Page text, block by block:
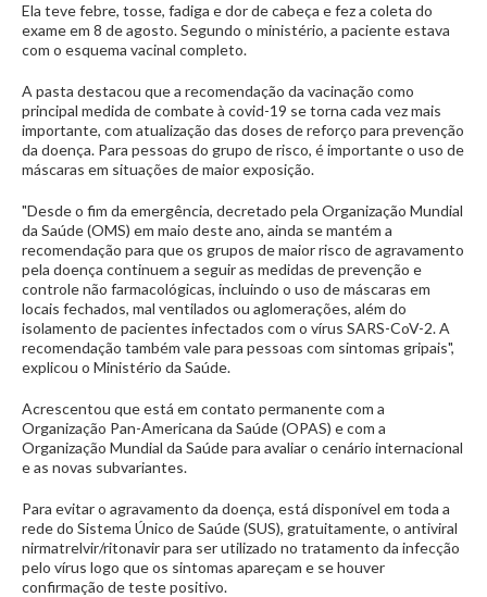
Ela teve febre, tosse, fadiga e dor de cabeça e fez a coleta do
exame em 8 de agosto. Segundo o ministério, a paciente estava
com o esquema vacinal completo.
A pasta destacou que a recomendação da vacinação como
principal medida de combate à covid-19 se torna cada vez mais
importante, com atualização das doses de reforço para prevenção
da doença. Para pessoas do grupo de risco, é importante o uso de
máscaras em situações de maior exposição.
"Desde o fim da emergência, decretado pela Organização Mundial
da Saúde (OMS) em maio deste ano, ainda se mantém a
recomendação para que os grupos de maior risco de agravamento
pela doença continuem a seguir as medidas de prevenção e
controle não farmacológicas, incluindo o uso de máscaras em
locais fechados, mal ventilados ou aglomerações, além do
isolamento de pacientes infectados com o vírus SARS-CoV-2. A
recomendação também vale para pessoas com sintomas gripais",
explicou o Ministério da Saúde.
Acrescentou que está em contato permanente com a
Organização Pan-Americana da Saúde (OPAS) e com a
Organização Mundial da Saúde para avaliar o cenário internacional
e as novas subvariantes.
Para evitar o agravamento da doença, está disponível em toda a
rede do Sistema Único de Saúde (SUS), gratuitamente, o antiviral
nirmatrelvir/ritonavir para ser utilizado no tratamento da infecção
pelo vírus logo que os sintomas apareçam e se houver
confirmação de teste positivo.